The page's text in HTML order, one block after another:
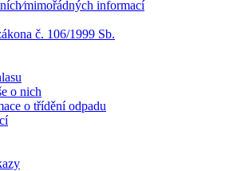
informací
č. 106/1999 Sb.
o nich
o třídění odpadu